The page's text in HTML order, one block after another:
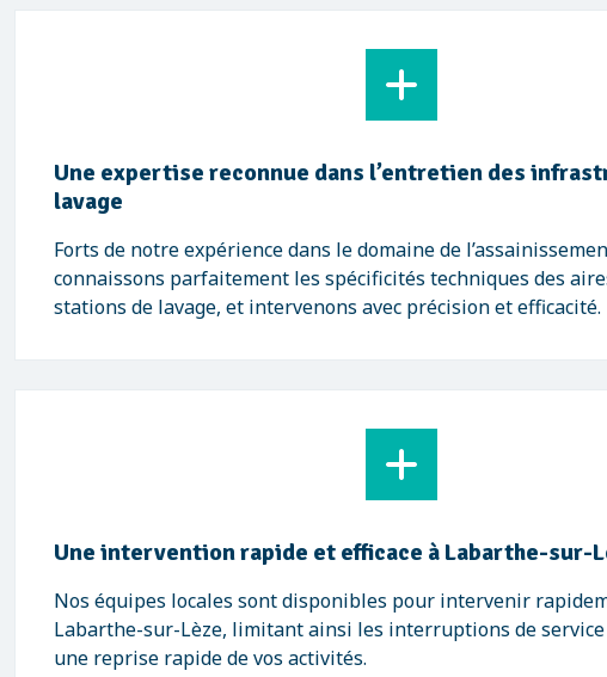
Une expertise reconnue dans l’entretien des
lavage
Forts de notre expérience dans le domaine de
connaissons parfaitement les spécificités techniques des
stations de lavage, et intervenons avec précision et efficacité.
Une intervention rapide et efficace à Labarthe-sur-
Nos équipes locales sont disponibles pour intervenir
Labarthe-sur-Lèze, limitant ainsi les interruptions de
une reprise rapide de vos activités.